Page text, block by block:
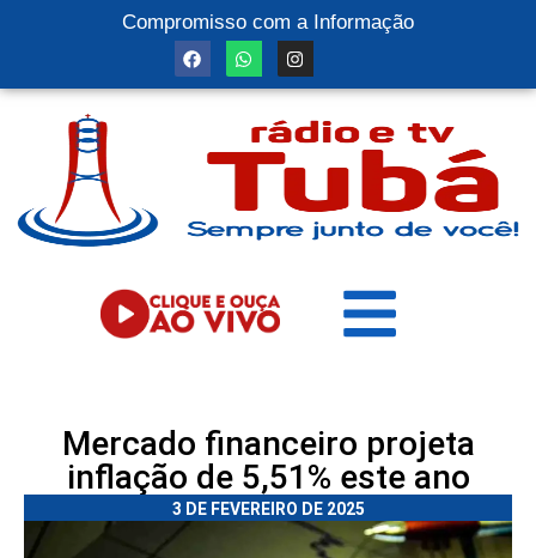
Compromisso com a Informação
Mercado financeiro projeta
inflação de 5,51% este ano
3 DE FEVEREIRO DE 2025